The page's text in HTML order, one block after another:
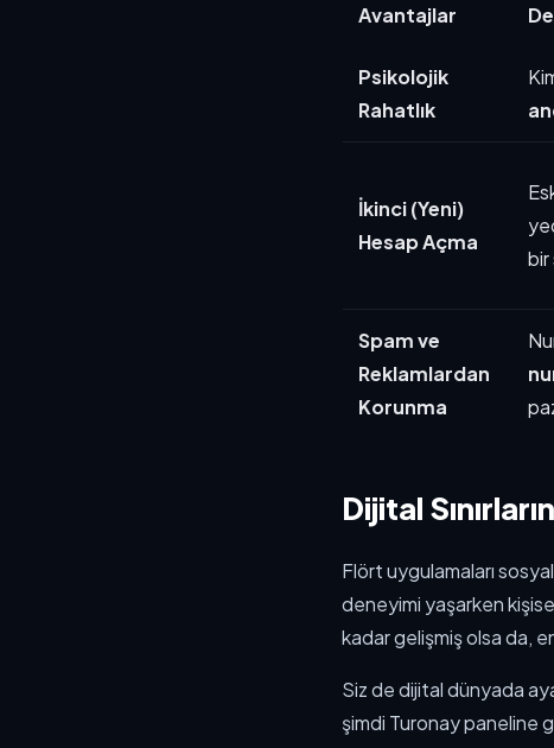
Avantajlar
Psikolojik
Rahatlık
İkinci (Yeni)
Hesap Açma
bir
Spam ve
Reklamlardan
Korunma
Dijital
Flört uygulamaları
deneyimi yaşarken
kadar gelişmiş olsa da,
Siz de dijital dünyada
şimdi Turonay paneline